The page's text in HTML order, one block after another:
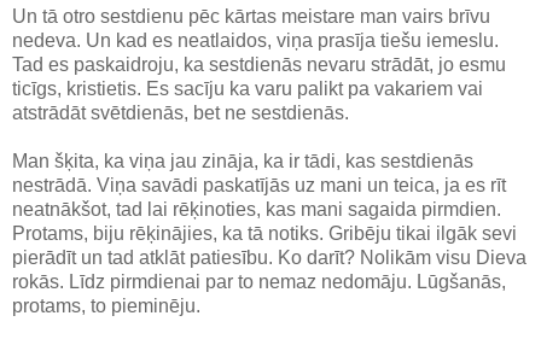
Un tā otro sestdienu pēc kārtas meistare man vairs brīvu
nedeva. Un kad es neatlaidos, viņa prasīja tiešu iemeslu.
Tad es paskaidroju, ka sestdienās nevaru strādāt, jo esmu
ticīgs, kristietis. Es sacīju ka varu palikt pa vakariem vai
atstrādāt svētdienās, bet ne sestdienās.
Man šķita, ka viņa jau zināja, ka ir tādi, kas sestdienās
nestrādā. Viņa savādi paskatījās uz mani un teica, ja es rīt
neatnākšot, tad lai rēķinoties, kas mani sagaida pirmdien.
Protams, biju rēķinājies, ka tā notiks. Gribēju tikai ilgāk sevi
pierādīt un tad atklāt patiesību. Ko darīt? Nolikām visu Dieva
rokās. Līdz pirmdienai par to nemaz nedomāju. Lūgšanās,
protams, to pieminēju.